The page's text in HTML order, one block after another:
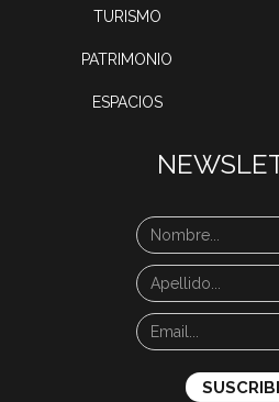
TURISMO
PATRIMONIO
ESPACIOS